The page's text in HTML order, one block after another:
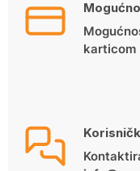
karticom